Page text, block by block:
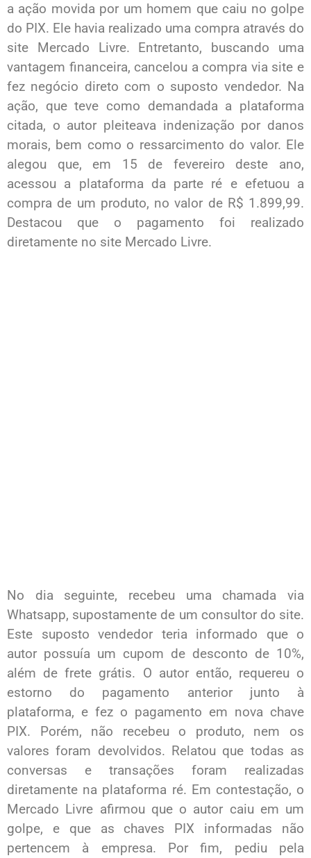
a ação movida por um homem que caiu no golpe
do PIX. Ele havia realizado uma compra através do
site Mercado Livre. Entretanto, buscando uma
vantagem financeira, cancelou a compra via site e
fez negócio direto com o suposto vendedor. Na
ação, que teve como demandada a plataforma
citada, o autor pleiteava indenização por danos
morais, bem como o ressarcimento do valor. Ele
alegou que, em 15 de fevereiro deste ano,
acessou a plataforma da parte ré e efetuou a
compra de um produto, no valor de R$ 1.899,99.
Destacou que o pagamento foi realizado
diretamente no site Mercado Livre.
No dia seguinte, recebeu uma chamada via
Whatsapp, supostamente de um consultor do site.
Este suposto vendedor teria informado que o
autor possuía um cupom de desconto de 10%,
além de frete grátis. O autor então, requereu o
estorno do pagamento anterior junto à
plataforma, e fez o pagamento em nova chave
PIX. Porém, não recebeu o produto, nem os
valores foram devolvidos. Relatou que todas as
conversas e transações foram realizadas
diretamente na plataforma ré. Em contestação, o
Mercado Livre afirmou que o autor caiu em um
golpe, e que as chaves PIX informadas não
pertencem à empresa. Por fim, pediu pela